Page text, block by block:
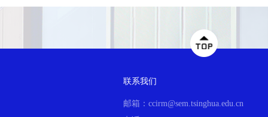
联系我们
邮箱：ccirm@sem.tsinghua.edu.cn